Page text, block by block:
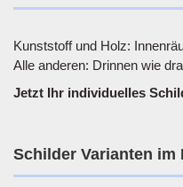
Kunststoff und Holz:
Alle anderen: Drinnen wie
Jetzt Ihr individuelles
Schilder Varianten im